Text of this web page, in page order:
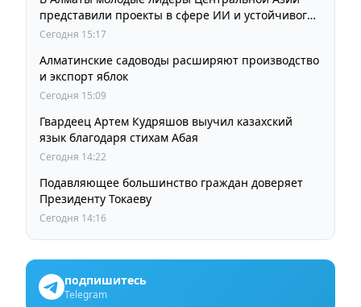
представили проекты в сфере ИИ и устойчивого
развития
Сегодня 15:17
Алматинские садоводы расширяют производство
и экспорт яблок
Сегодня 15:09
Гвардеец Артем Кудряшов выучил казахский
язык благодаря стихам Абая
Сегодня 14:22
Подавляющее большинство граждан доверяет
Президенту Токаеву
Сегодня 14:16
подпишитесь
Telegram